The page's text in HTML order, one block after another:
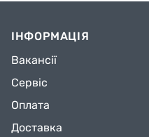
ІНФОРМАЦІЯ
Вакансії
Сервіс
Оплата
Доставка